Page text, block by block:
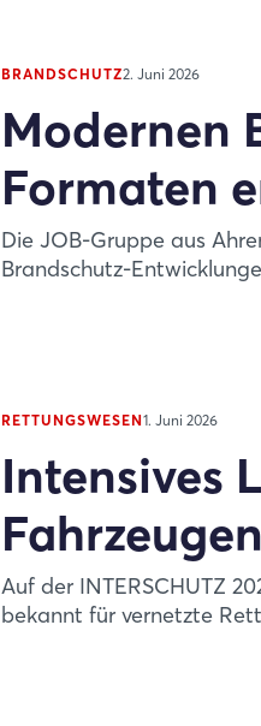
BRANDSCHUTZ2. Juni 2026
Modernen
Formaten
Die JOB-Gruppe aus
Brandschutz-
RETTUNGSWESEN1. Juni 2026
Intensives
Fahrzeugen
Auf der INTERSCHUTZ
bekannt für vernetzte